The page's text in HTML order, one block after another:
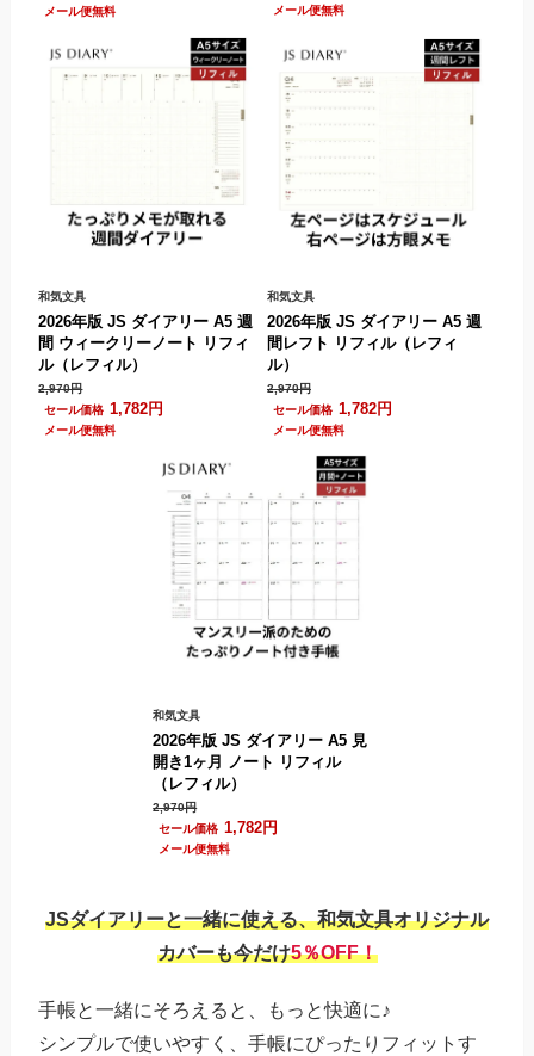
和気文具
2026年版 JS ダイアリー A5 週
間 ウィークリーノート リフィ
ル（レフィル）
2,970円
1,782円
和気文具
2026年版 JS ダイアリー A5 週
間レフト リフィル（レフィ
ル）
2,970円
1,782円
和気文具
2026年版 JS ダイアリー A5 見
開き1ヶ月 ノート リフィル
（レフィル）
2,970円
1,782円
JSダイアリーと一緒に使える、和気文具オリジナル
カバーも今だけ5％OFF！
手帳と一緒にそろえると、もっと快適に♪
シンプルで使いやすく、手帳にぴったりフィットす